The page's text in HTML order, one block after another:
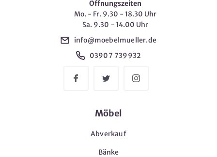
Öffnungszeiten
Mo. - Fr. 9.30 - 18.30 Uhr
Sa. 9.30 - 14.00 Uhr
info@moebelmueller.de
03907 739932
Möbel
Abverkauf
Bänke